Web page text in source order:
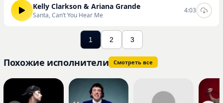
Kelly Clarkson & Ariana Grande
Santa, Can’t You Hear Me
4:03
1 2 3
Похожие исполнители Смотреть все